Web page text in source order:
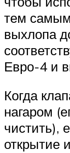
Меню
тем самым
выхлопа
Евро-4 и
Когда
нагаром
чистить),
открытие